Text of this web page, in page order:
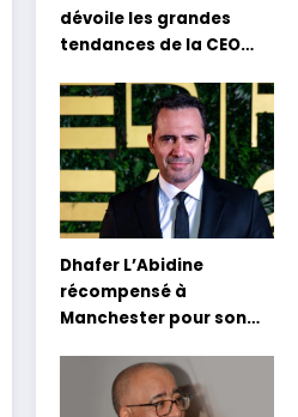
dévoile les grandes
tendances de la CEO
Dhafer L’Abidine
récompensé à
Manchester pour son